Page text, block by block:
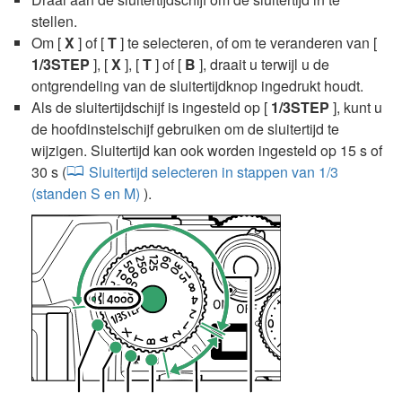
stellen.
Om [X ] of [T] te selecteren, of om te veranderen van [
1/3STEP ], [X ], [T] of [ B ], draait u terwijl u de
ontgrendeling van de sluitertijdknop ingedrukt houdt.
Als de sluitertijdschijf is ingesteld op [ 1/3STEP ], kunt u
de hoofdinstelschijf gebruiken om de sluitertijd te
wijzigen. Sluitertijd kan ook worden ingesteld op 15 s of
30 s (
Sluitertijd selecteren in stappen van 1/3
(standen S en M) ).